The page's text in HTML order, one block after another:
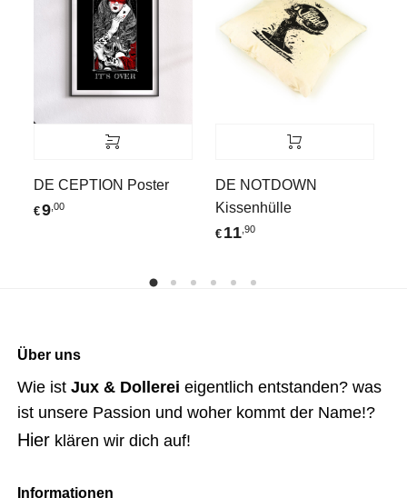
DE CEPTION Poster
€9 ,00
DE NOTDOWN
Kissenhülle
€ 11 ,90
Über uns
Wie ist Jux & Dollerei eigentlich entstanden? was
ist unsere Passion und woher kommt der Name!?
Hier klären wir dich auf!
Informationen